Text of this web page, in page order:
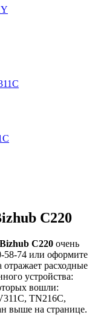
C220
C220 очень
58-74 или оформите
отражает расходные
устройства:
вошли:
TN216C,
выше на странице.